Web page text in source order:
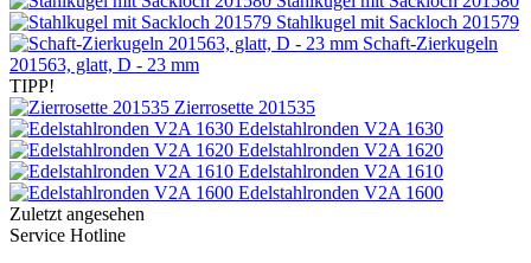
Stahlkugel mit Sackloch 201579
Schaft-Zierkugeln
201563, glatt, D - 23 mm
TIPP!
Zierrosette 201535
Edelstahlronden V2A 1630
Edelstahlronden V2A 1620
Edelstahlronden V2A 1610
Edelstahlronden V2A 1600
Zuletzt angesehen
Service Hotline